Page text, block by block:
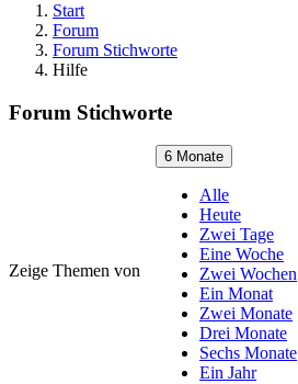
Start
Forum
Forum Stichworte
Hilfe
Forum Stichworte
Zeige Themen von
6 Monate
Alle
Heute
Zwei Tage
Eine Woche
Zwei Wochen
Ein Monat
Zwei Monate
Drei Monate
Sechs Monate
Ein Jahr